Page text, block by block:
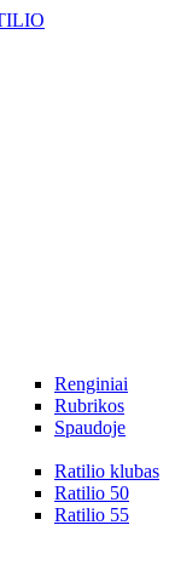
Renginiai
Rubrikos
Spaudoje
Ratilio klubas
Ratilio 50
Ratilio 55